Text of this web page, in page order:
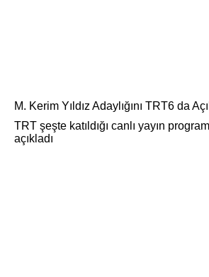
M. Kerim Yıldız Adaylığını TRT6 da
TRT şeşte katıldığı canlı yayın
açıkladı